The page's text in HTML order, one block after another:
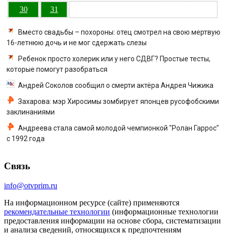
30 31
Вместо свадьбы – похороны: отец смотрел на свою мертвую
16-летнюю дочь и не мог сдержать слезы
Ребенок просто холерик или у него СДВГ? Простые тесты,
которые помогут разобраться
Андрей Соколов сообщил о смерти актёра Андрея Чижика
Захарова: мэр Хиросимы зомбирует японцев русофобскими
заклинаниями
Андреева стала самой молодой чемпионкой "Ролан Гаррос"
с 1992 года
Связь
info@otvprim.ru
На информационном ресурсе (сайте) применяются
рекомендательные технологии (информационные технологии
предоставления информации на основе сбора, систематизации
и анализа сведений, относящихся к предпочтениям